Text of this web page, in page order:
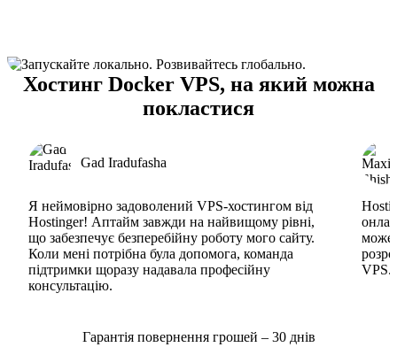
Хостинг Docker VPS, на який можна
покластися
Gad Iradufasha
Я неймовірно задоволений VPS-хостингом від
Hostinger! Аптайм завжди на найвищому рівні,
що забезпечує безперебійну роботу мого сайту.
Коли мені потрібна була допомога, команда
підтримки щоразу надавала професійну
консультацію.
може
VPS.
Гарантія повернення грошей – 30 днів